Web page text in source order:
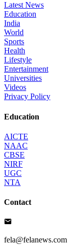
Latest News
Education
India
World
Sports
Health
Lifestyle
Entertainment
Universities
Videos
Privacy Policy
Education
AICTE
NAAC
CBSE
NIRF
UGC
NTA
Contact
fela@felanews.com